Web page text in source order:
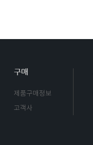
구매
제품구매정보
고객사